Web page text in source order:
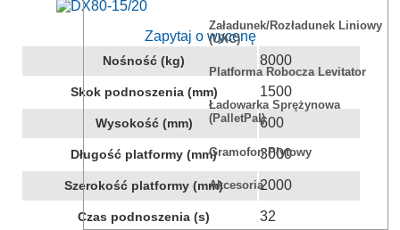
Załadunek/rozładunek Liniowy
(UXC)
Platforma Robocza Levitator
Ładowarka Sprężynowa
(PalletPal)
Gramofon Płytowy
Akcesoria
Zapytaj o wycenę
Nośność (kg) 8000
Skok podnoszenia (mm) 1500
Wysokość (mm) 600
Długość platformy (mm) 3000
Szerokość platformy (mm) 2000
Czas podnoszenia (s) 32